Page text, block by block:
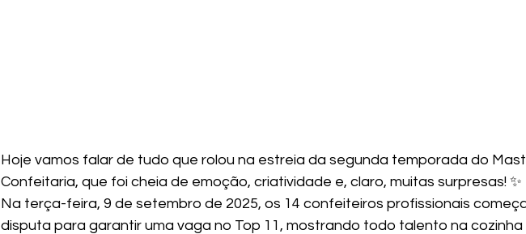
Hoje vamos falar de tudo que rolou na estreia da segunda temporada do
Confeitaria, que foi cheia de emoção, criatividade e, claro, muitas surpresas! ✨
Na terça-feira, 9 de setembro de 2025, os 14 confeiteiros profissionais
disputa para garantir uma vaga no Top 11, mostrando todo talento na cozinha